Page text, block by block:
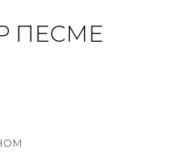
ПЕСМЕ